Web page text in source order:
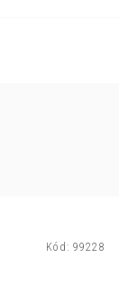
Kód: 99228